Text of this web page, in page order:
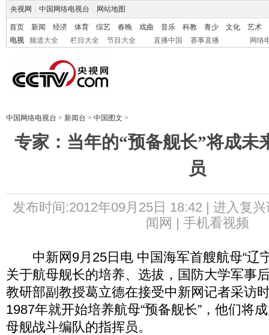
央视网 中国网络电视台 网站地图
首页 新闻 经济 体育 综艺 春晚 戏曲 音乐 科教 青少 文化
艺术
电视
频道大全 栏目大全 节目大全 直播中国 赛事直播 网络
中国网络电视台 > 新闻台 > 中国图文 >
专家：当年的“预备舰长”将成未
员
发布时间:2012年09月25日 18:42 | 进入复兴
闻网 | 手机看视频
中新网9月25日电 中国海军首艘航母“辽
关于航母舰长的培养、选拔，国防大学军事
教研部副教授葛立德在接受中新网记者采访
1987年就开始培养航母“预备舰长”，他们将
母舰战斗编队的指挥员。